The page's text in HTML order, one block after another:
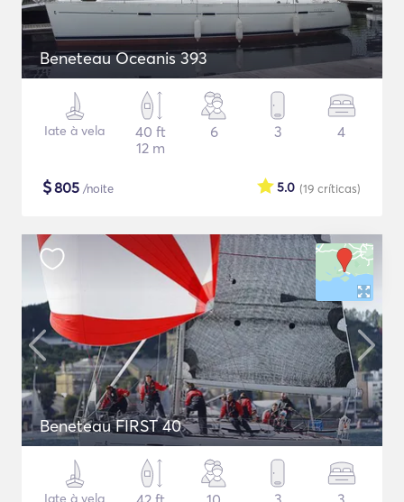
Beneteau Oceanis 393
Iate à vela
40 ft
12 m
6 3 4
$805 /noite (19 críticas)
5.0
Beneteau FIRST 40
Iate à vela